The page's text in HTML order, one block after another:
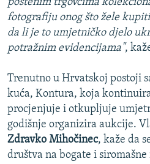
poštenim trgovcima
fotografiju onog što žele
da li je to umjetničko djelo
potražnim evidencijama",
Trenutno u Hrvatskoj postoji
kuća, Kontura, koja
procjenjuje i otkupljuje
godišnje organizira aukcije.
Zdravko Mihočinec, kaže da
društva na bogate i